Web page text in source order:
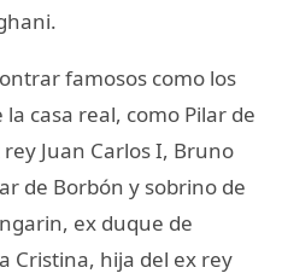
famosos como los
casa real, como Pilar de
Juan Carlos I, Bruno
de Borbón y sobrino de
ex duque de
Cristina, hija del ex rey